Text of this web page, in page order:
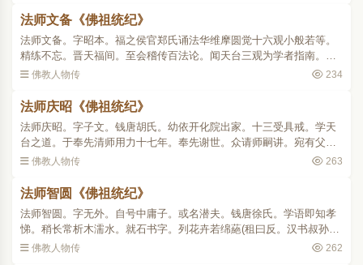
法师文备《佛祖统纪》
法师文备。字昭本。福之侯官郑氏诵法华维摩圆觉十六观小般若等。
精练不忘。晋天福间。至会稽传百法论。闻天台三观为学者指南。遂
来谒因师昼夜研心。凡法华净名光明疏句止观诸文。悉洞其旨。每与
佛教人物传 234
法师庆昭《佛祖统纪》
法师庆昭。字子文。钱唐胡氏。幼依开化院出家。十三受具戒。学天
台之道。于奉先清师用力十七年。奉先谢世。众请师嗣讲。宛有父师
之风。未几徙居石壁。属城南梵天。遇明舍所居为讲院。师徇请来
佛教人物传 263
法师智圆《佛祖统纪》
法师智圆。字无外。自号中庸子。或名潜夫。钱唐徐氏。学语即知孝
悌。稍长常析木濡水。就石书字。列花卉若绵蕝(租曰反。汉书叔孙通
治朝仪。为绵蕝野外习之。注云绵蕝者。束茅表位也)戏为讲训之状。
佛教人物传 262